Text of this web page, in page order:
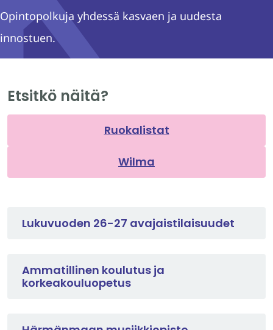
Opintopolkuja yhdessä kasvaen ja uudesta
innostuen.
Etsitkö näitä?
Ruokalistat
Wilma
Lukuvuoden 26-27 avajaistilaisuudet
Ammatillinen koulutus ja
korkeakouluopetus